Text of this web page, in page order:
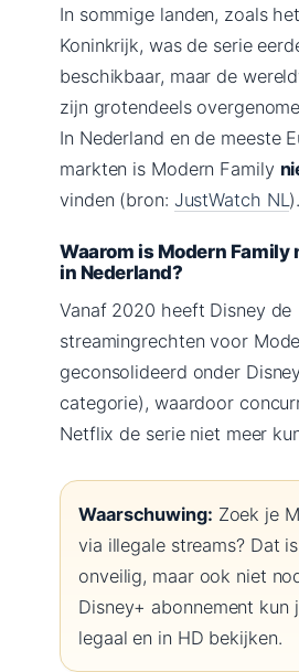
In sommige landen, zoals
Koninkrijk, was de serie
beschikbaar, maar de
zijn grotendeels
In Nederland en de meeste
markten is Modern Family
vinden (bron: JustWatch NL).
Waarom is Modern Family
in Nederland?
Vanaf 2020 heeft Disney de
streamingrechten voor
geconsolideerd onder
categorie), waardoor
Netflix de serie niet meer
Waarschuwing: Zoek je
via illegale streams? Dat
onveilig, maar ook niet
Disney+ abonnement kun
legaal en in HD bekijken.